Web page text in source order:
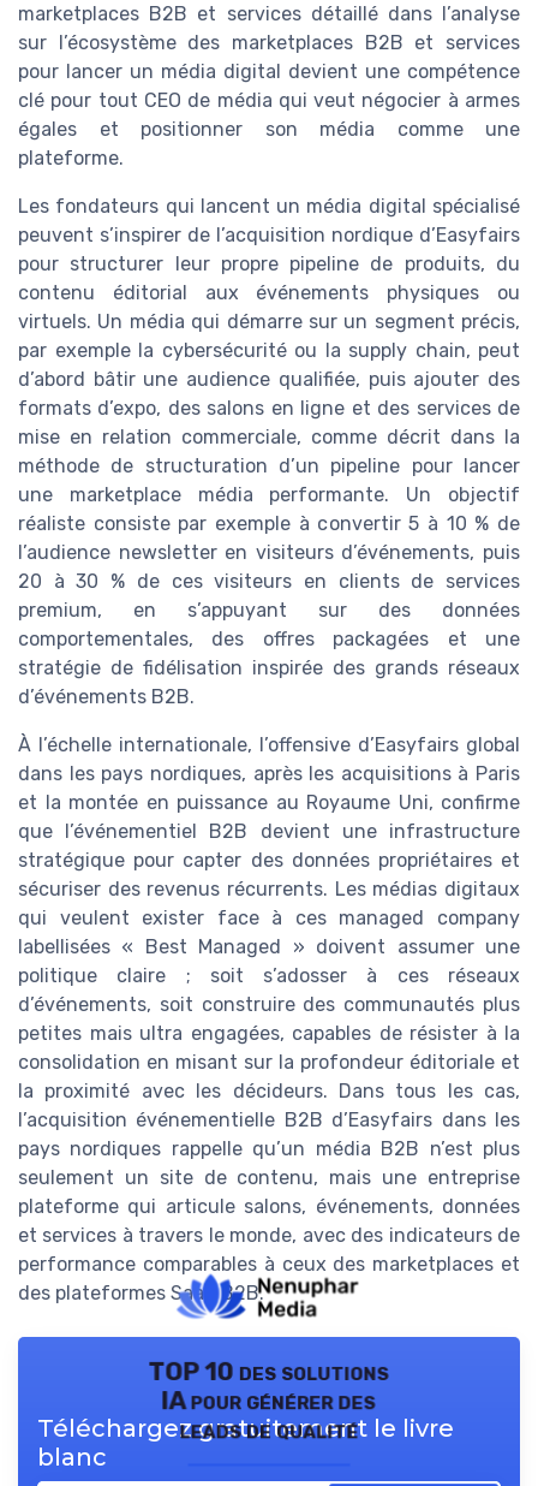
marketplaces B2B et services détaillé dans l’analyse
sur l’écosystème des marketplaces B2B et services
pour lancer un média digital devient une compétence
clé pour tout CEO de média qui veut négocier à armes
égales et positionner son média comme une
plateforme.
Les fondateurs qui lancent un média digital spécialisé
peuvent s’inspirer de l’acquisition nordique d’Easyfairs
pour structurer leur propre pipeline de produits, du
contenu éditorial aux événements physiques ou
virtuels. Un média qui démarre sur un segment précis,
par exemple la cybersécurité ou la supply chain, peut
d’abord bâtir une audience qualifiée, puis ajouter des
formats d’expo, des salons en ligne et des services de
mise en relation commerciale, comme décrit dans la
méthode de structuration d’un pipeline pour lancer
une marketplace média performante. Un objectif
réaliste consiste par exemple à convertir 5 à 10 % de
l’audience newsletter en visiteurs d’événements, puis
20 à 30 % de ces visiteurs en clients de services
premium, en s’appuyant sur des données
comportementales, des offres packagées et une
stratégie de fidélisation inspirée des grands réseaux
d’événements B2B.
À l’échelle internationale, l’offensive d’Easyfairs global
dans les pays nordiques, après les acquisitions à Paris
et la montée en puissance au Royaume Uni, confirme
que l’événementiel B2B devient une infrastructure
stratégique pour capter des données propriétaires et
sécuriser des revenus récurrents. Les médias digitaux
qui veulent exister face à ces managed company
labellisées « Best Managed » doivent assumer une
politique claire ; soit s’adosser à ces réseaux
d’événements, soit construire des communautés plus
petites mais ultra engagées, capables de résister à la
consolidation en misant sur la profondeur éditoriale et
la proximité avec les décideurs. Dans tous les cas,
l’acquisition événementielle B2B d’Easyfairs dans les
pays nordiques rappelle qu’un média B2B n’est plus
seulement un site de contenu, mais une entreprise
plateforme qui articule salons, événements, données
et services à travers le monde, avec des indicateurs de
performance comparables à ceux des marketplaces et
des plateformes SaaS B2B.
TOP 10 des solutions
IA pour générer des
leads de qualité
Téléchargez gratuitement le livre
blanc